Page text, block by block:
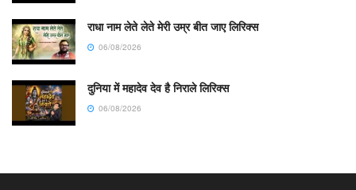
राधा नाम लेते लेते मेरी उम्र बीत जाए लिरिक्स
06/08/2026
दुनिया में महादेव देव है निराले लिरिक्स
06/08/2026